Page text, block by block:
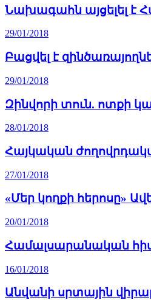
Նախագահն այցելել է
29/01/2018
Բացվել է
29/01/2018
Զինվորի տուն. ոտքի
28/01/2018
Հայկական
27/01/2018
«Մեր կողքի հերոսը»
20/01/2018
Համալսարանական
16/01/2018
Անվանի սրտային